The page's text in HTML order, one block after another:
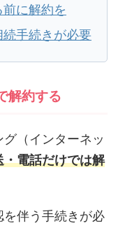
に解約を
手続きが必要
解約する
（インターネッ
・電話だけでは解
伴う手続きが必